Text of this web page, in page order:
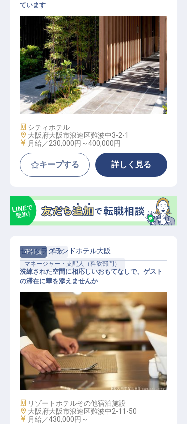
調理部門その他 / 正社員
ています
施設業態
シティホテル
勤務地
大阪府大阪市浪速区難波中3-2-1
給与
月給／230,000円～400,000円
キープする 詳しく見る
正社員
料飲
マネージャー・支配人（料飲部門）
レストランマネージャー
センタラグランドホテル大阪
洗練された空間に相応しいおもてなしで、ゲスト
の滞在に華を添えませんか
施設業態
リゾートホテルその他宿泊施設
勤務地
大阪府大阪市浪速区難波中2-11-50
給与
月給／430,000円～